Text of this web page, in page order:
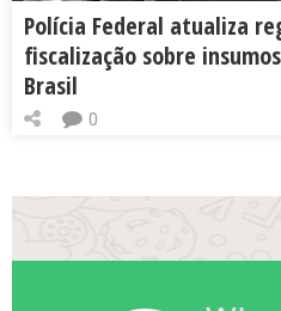
Polícia Federal atualiza
fiscalização sobre
Brasil
0